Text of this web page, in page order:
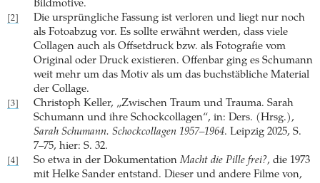
Bildmotive.
[2]
Die ursprüngliche Fassung ist verloren und liegt nur noch
als Fotoabzug vor. Es sollte erwähnt werden, dass viele
Collagen auch als Offsetdruck bzw. als Fotografie vom
Original oder Druck existieren. Offenbar ging es Schumann
weit mehr um das Motiv als um das buchstäbliche Material
der Collage.
[3]
Christoph Keller, „Zwischen Traum und Trauma. Sarah
Schumann und ihre Schockcollagen“, in: Ders. (Hrsg.),
Sarah Schumann. Schockcollagen 1957–1964. Leipzig 2025, S.
7–75, hier: S. 32.
[4] So etwa in der Dokumentation Macht die Pille frei?, die 1973
mit Helke Sander entstand. Dieser und andere Filme von,